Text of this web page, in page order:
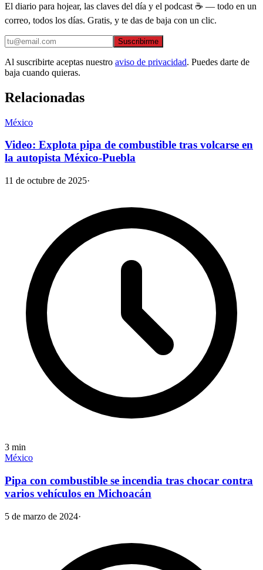
El diario para hojear, las claves del día y el podcast ☕ — todo en un
correo, todos los días. Gratis, y te das de baja con un clic.
Suscribirme
Al suscribirte aceptas nuestro aviso de privacidad. Puedes darte de
baja cuando quieras.
Relacionadas
México
Video: Explota pipa de combustible tras volcarse en
la autopista México-Puebla
11 de octubre de 2025·
3 min
México
Pipa con combustible se incendia tras chocar contra
varios vehículos en Michoacán
5 de marzo de 2024·